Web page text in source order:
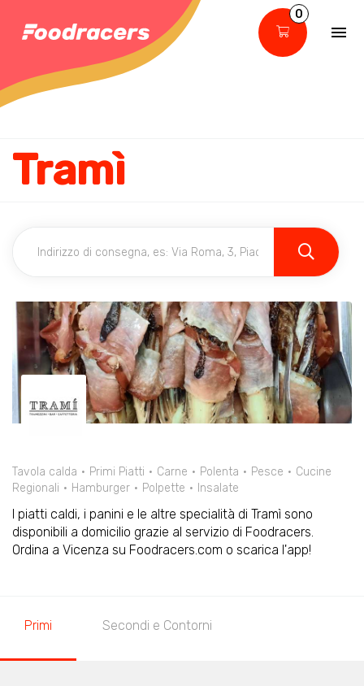
0
Tramì
Tavola calda Primi Piatti Carne Polenta Pesce
Cucine
Regionali
Hamburger Polpette Insalate
I piatti caldi, i panini e le altre specialità di Tramì sono
disponibili a domicilio grazie al servizio di Foodracers.
Ordina a Vicenza su Foodracers.com o scarica l'app!
Primi Secondi e Contorni